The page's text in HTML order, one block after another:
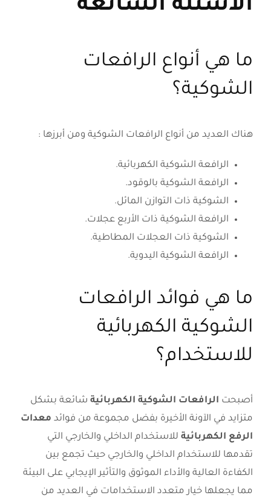
الاسئلة الشائعة
ما هي أنواع الرافعات
الشوكية؟
هناك العديد من أنواع الرافعات الشوكية ومن أبرزها :
الرافعة الشوكية الكهربائية.
الرافعة الشوكية بالوقود.
الشوكية ذات التوازن المائل.
الرافعة الشوكية ذات الأربع عجلات.
الشوكية ذات العجلات المطاطية.
الرافعة الشوكية اليدوية.
ما هي فوائد الرافعات
الشوكية الكهربائية
للاستخدام؟
أصبحت الرافعات الشوكية الكهربائيةشائعة بشكل
متزايد في الآونة الأخيرة بفضل مجموعة من فوائد معدات
الرفع الكهربائيةللاستخدام الداخلي والخارجي التي
تقدمها للاستخدام الداخلي والخارجي حيث تجمع بين
الكفاءة العالية والأداء الموثوق والتأثير الإيجابي على البيئة
مما يجعلها خيار متعدد الاستخدامات في العديد من